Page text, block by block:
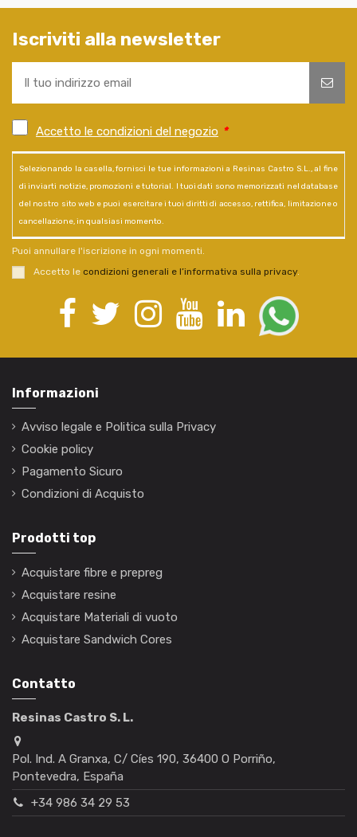
Iscriviti alla newsletter
Accetto le condizioni del negozio *
Selezionando la casella, fornisci le tue informazioni a Resinas Castro S.L., al fine
di inviarti notizie, promozioni e tutorial. I tuoi dati sono memorizzati nel database
del nostro sito web e puoi esercitare i tuoi diritti di accesso, rettifica, limitazione o
cancellazione, in qualsiasi momento.
Puoi annullare l'iscrizione in ogni momenti.
Accetto le condizioni generali e l’informativa sulla privacy.
Informazioni
Avviso legale e Politica sulla Privacy
Cookie policy
Pagamento Sicuro
Condizioni di Acquisto
Prodotti top
Acquistare fibre e prepreg
Acquistare resine
Acquistare Materiali di vuoto
Acquistare Sandwich Cores
Contatto
Resinas Castro S. L.
Pol. Ind. A Granxa, C/ Cíes 190, 36400 O Porriño,
Pontevedra, España
+34 986 34 29 53